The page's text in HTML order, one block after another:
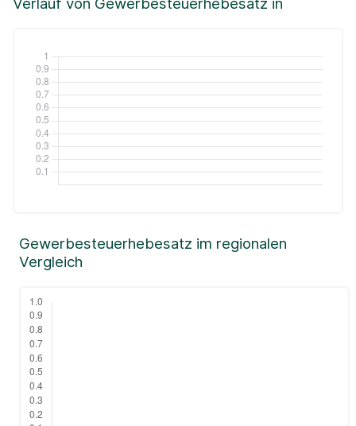
Gewerbesteuerhebesatz im regionalen
Vergleich